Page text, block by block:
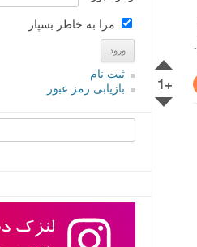
+1
مرا به خاطر بسپار
ثبت نام
بازیابی رمز عبور